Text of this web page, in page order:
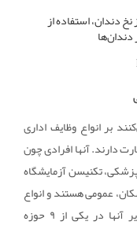
دندان، استفاده از
دندان‌ها
بر انواع وظایف اداری
دارند. آنها افرادی چون
تکنیسن آزمایشگاه
عمومی هستند و انواع
نیازهای دندانپزشکی را برطرف می‌کنند. سایر آنها در یکی از ۹ حوزه